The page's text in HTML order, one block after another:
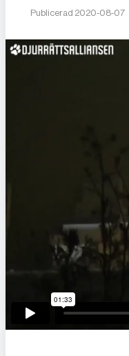
Publicerad 2020-08-07